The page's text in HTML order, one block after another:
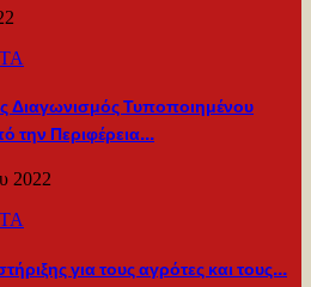
Διαγωνισμός Τυποποιημένου
την Περιφέρεια…
2022
για τους αγρότες και τους…